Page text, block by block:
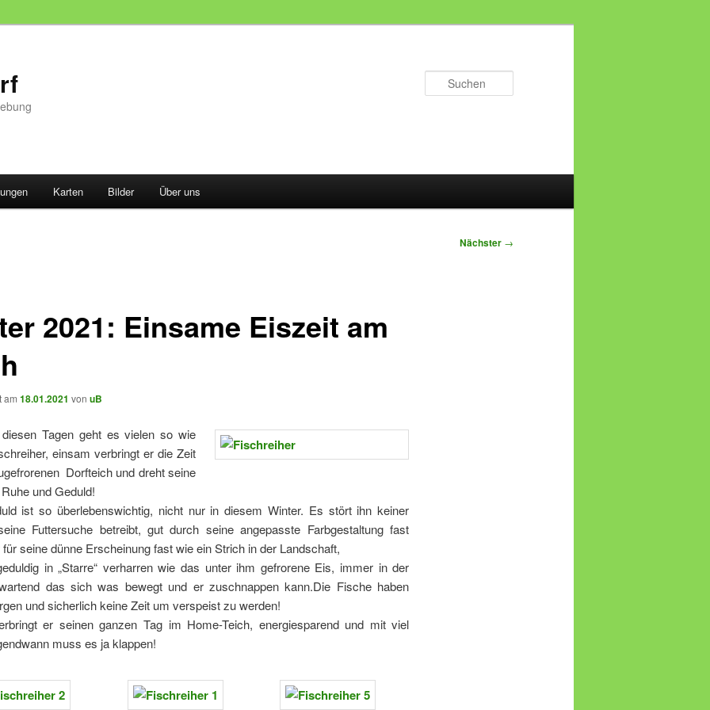
Karten Bilder Über uns
Nächster →
2021: Einsame Eiszeit am
am 18.01.2021 von uB
Tagen geht es vielen so wie
einsam verbringt er die Zeit
Dorfteich und dreht seine
und Geduld!
ist so überlebenswichtig, nicht nur in diesem Winter. Es stört ihn keiner
Futtersuche betreibt, gut durch seine angepasste Farbgestaltung fast
seine dünne Erscheinung fast wie ein Strich in der Landschaft,
in „Starre“ verharren wie das unter ihm gefrorene Eis, immer in der
das sich was bewegt und er zuschnappen kann.Die Fische haben
und sicherlich keine Zeit um verspeist zu werden!
er seinen ganzen Tag im Home-Teich, energiesparend und mit viel
muss es ja klappen!